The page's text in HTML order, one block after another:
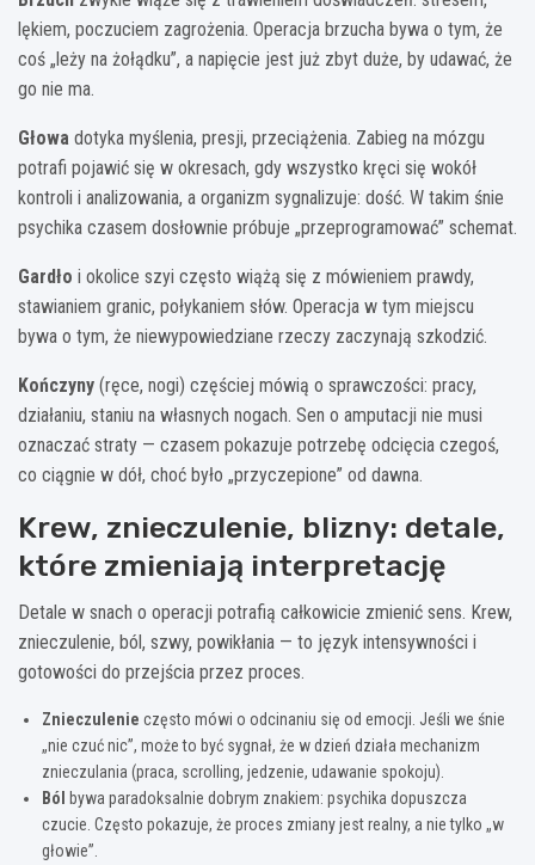
lękiem, poczuciem zagrożenia. Operacja brzucha bywa o tym, że
coś „leży na żołądku”, a napięcie jest już zbyt duże, by udawać, że
go nie ma.
Głowa dotyka myślenia, presji, przeciążenia. Zabieg na mózgu
potrafi pojawić się w okresach, gdy wszystko kręci się wokół
kontroli i analizowania, a organizm sygnalizuje: dość. W takim śnie
psychika czasem dosłownie próbuje „przeprogramować” schemat.
Gardło i okolice szyi często wiążą się z mówieniem prawdy,
stawianiem granic, połykaniem słów. Operacja w tym miejscu
bywa o tym, że niewypowiedziane rzeczy zaczynają szkodzić.
Kończyny (ręce, nogi) częściej mówią o sprawczości: pracy,
działaniu, staniu na własnych nogach. Sen o amputacji nie musi
oznaczać straty — czasem pokazuje potrzebę odcięcia czegoś,
co ciągnie w dół, choć było „przyczepione” od dawna.
Krew, znieczulenie, blizny: detale,
które zmieniają interpretację
Detale w snach o operacji potrafią całkowicie zmienić sens. Krew,
znieczulenie, ból, szwy, powikłania — to język intensywności i
gotowości do przejścia przez proces.
Znieczulenie często mówi o odcinaniu się od emocji. Jeśli we śnie
„nie czuć nic”, może to być sygnał, że w dzień działa mechanizm
znieczulania (praca, scrolling, jedzenie, udawanie spokoju).
Ból
bywa paradoksalnie dobrym znakiem: psychika dopuszcza
czucie. Często pokazuje, że proces zmiany jest realny, a nie tylko „w
głowie”.